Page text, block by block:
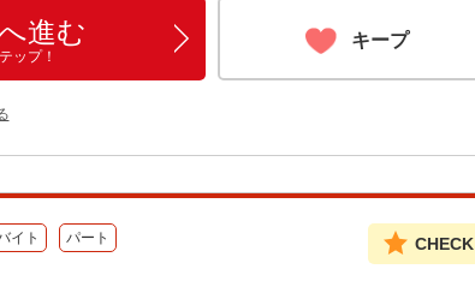
進む
ップ！
キープ
イト パート CHECK